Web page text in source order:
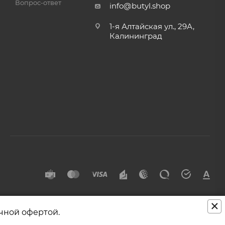
Вопрос-ответ info@butyl.shop
1-я Алтайская ул., 29А,
Калининград
×
офертой.